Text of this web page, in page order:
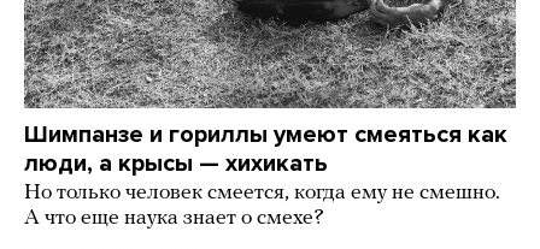
Шимпанзе и гориллы умеют смеяться как
люди, а крысы — хихикать
Но только человек смеется, когда ему не смешно.
А что еще наука знает о смехе?